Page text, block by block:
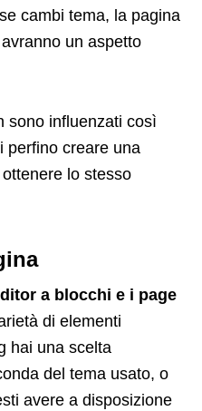
cambi tema, la pagina
un aspetto
sono influenzati così
perfino creare una
lo stesso
a blocchi e i page
di elementi
hai una scelta
del tema usato, o
avere a disposizione